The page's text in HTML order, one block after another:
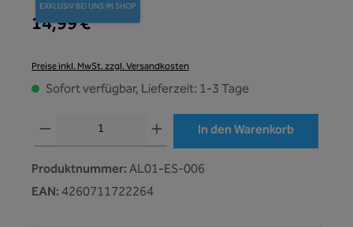
EXKLUSIV BEI UNS IM SHOP
14,99 €
Preise inkl. MwSt. zzgl. Versandkosten
Sofort verfügbar, Lieferzeit: 1-3 Tage
In den Warenkorb
Produktnummer:AL01-ES-006
EAN: 4260711722264